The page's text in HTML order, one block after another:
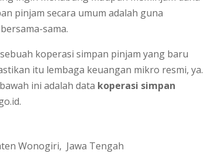
pinjam secara umum adalah guna
sama.
koperasi simpan pinjam yang baru
itu lembaga keuangan mikro resmi, ya.
ini adalah data koperasi simpan
Wonogiri, Jawa Tengah